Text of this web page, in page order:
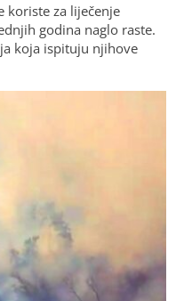
koriste za liječenje
godina naglo raste.
koja ispituju njihove